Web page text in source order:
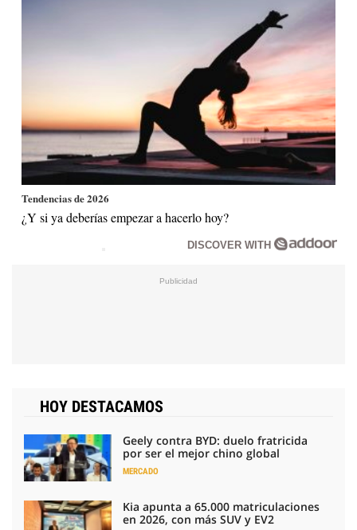
Tendencias de 2026
¿Y si ya deberías empezar a hacerlo hoy?
DISCOVER WITH
HOY DESTACAMOS
Geely contra BYD: duelo fratricida
por ser el mejor chino global
MERCADO
Kia apunta a 65.000 matriculaciones
en 2026, con más SUV y EV2